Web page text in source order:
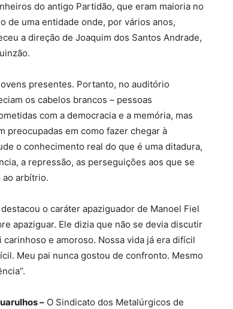
do antigo Partidão, que eram maioria no
de uma entidade onde, por vários anos,
a direção de Joaquim dos Santos Andrade,
presentes. Portanto, no auditório
os cabelos brancos – pessoas
com a democracia e a memória, mas
preocupadas em como fazer chegar à
o conhecimento real do que é uma ditadura,
a repressão, as perseguições aos que se
ao arbítrio.
o caráter apaziguador de Manoel Fiel
apaziguar. Ele dizia que não se devia discutir
e amoroso. Nossa vida já era difícil
Meu pai nunca gostou de confronto. Mesmo
– O Sindicato dos Metalúrgicos de